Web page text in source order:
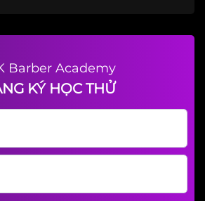
Bộ dụng cụ không thể thiếu
của một barber chuyên nghiệp